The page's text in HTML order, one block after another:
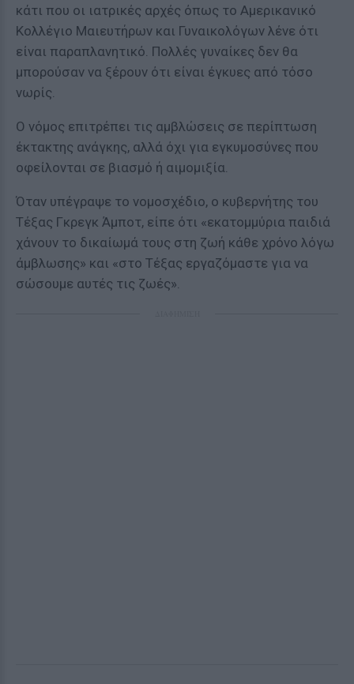
κάτι που οι ιατρικές αρχές όπως το Αμερικανικό
Κολλέγιο Μαιευτήρων και Γυναικολόγων λένε ότι
είναι παραπλανητικό. Πολλές γυναίκες δεν θα
μπορούσαν να ξέρουν ότι είναι έγκυες από τόσο
νωρίς.
Ο νόμος επιτρέπει τις αμβλώσεις σε περίπτωση
έκτακτης ανάγκης, αλλά όχι για εγκυμοσύνες που
οφείλονται σε βιασμό ή αιμομιξία.
Όταν υπέγραψε το νομοσχέδιο, ο κυβερνήτης του
Τέξας Γκρεγκ Άμποτ, είπε ότι «εκατομμύρια παιδιά
χάνουν το δικαίωμά τους στη ζωή κάθε χρόνο λόγω
άμβλωσης» και «στο Τέξας εργαζόμαστε για να
σώσουμε αυτές τις ζωές».